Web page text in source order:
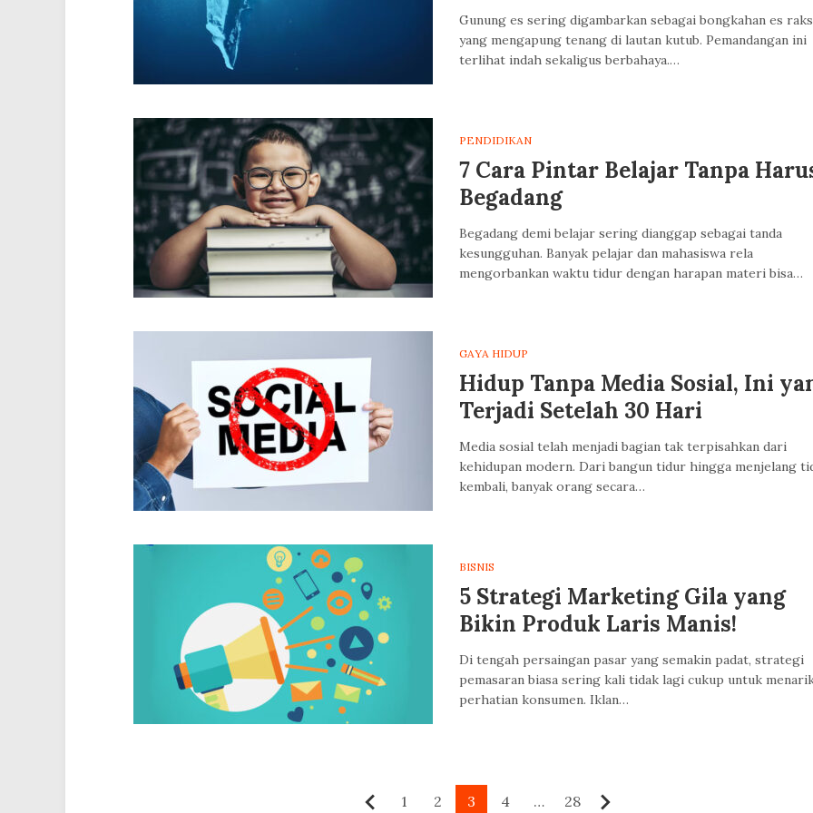
Gunung es sering digambarkan sebagai bongkahan es
yang mengapung tenang di lautan kutub. Pemandangan ini
terlihat indah sekaligus berbahaya.…
PENDIDIKAN
7 Cara Pintar Belajar Tanpa
Begadang
Begadang demi belajar sering dianggap sebagai tanda
kesungguhan. Banyak pelajar dan mahasiswa rela
mengorbankan waktu tidur dengan harapan materi bisa…
GAYA HIDUP
Hidup Tanpa Media Sosial, Ini
Terjadi Setelah 30 Hari
Media sosial telah menjadi bagian tak terpisahkan dari
kehidupan modern. Dari bangun tidur hingga menjelang
kembali, banyak orang secara…
BISNIS
5 Strategi Marketing Gila yang
Bikin Produk Laris Manis!
Di tengah persaingan pasar yang semakin padat, strategi
pemasaran biasa sering kali tidak lagi cukup untuk
perhatian konsumen. Iklan…
Sebelumnya
1 2 3 4 … 28